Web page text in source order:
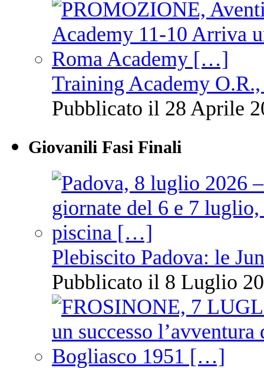
Training Academy
Pubblicato il 28 Aprile
Giovanili Fasi Finali
Plebiscito Padova: le
Pubblicato il 8 Luglio